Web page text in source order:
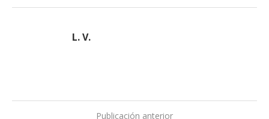
L. V.
Publicación anterior